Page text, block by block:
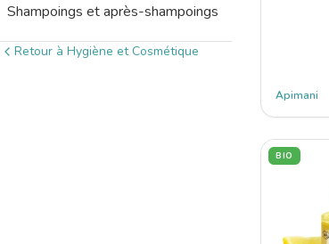
Shampoings et après-shampoings
Retour à Hygiène et Cosmétique
Apimani
BIO